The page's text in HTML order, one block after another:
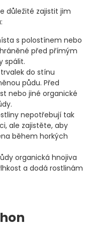
důležité zajistit jim
s polostínem nebo
před přímým
spálit.
do stínu
půdu. Před
nebo jiné organické
nepotřebují tak
ale zajistěte, aby
během horkých
organická hnojiva
a dodá rostlinám